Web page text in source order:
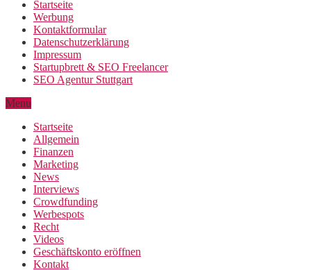
Startseite
Werbung
Kontaktformular
Datenschutzerklärung
Impressum
Startupbrett & SEO Freelancer
SEO Agentur Stuttgart
Menu
Startseite
Allgemein
Finanzen
Marketing
News
Interviews
Crowdfunding
Werbespots
Recht
Videos
Geschäftskonto eröffnen
Kontakt